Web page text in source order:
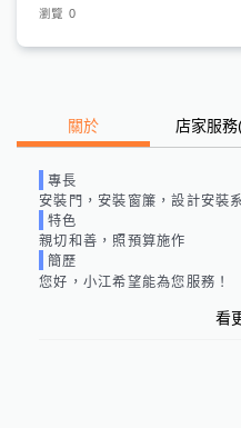
瀏覽 0
關於 店家服務
專長
安裝門，安裝窗簾，設計安裝
特色
親切和善，照預算施作
簡歷
您好，小江希望能為您服務！
看